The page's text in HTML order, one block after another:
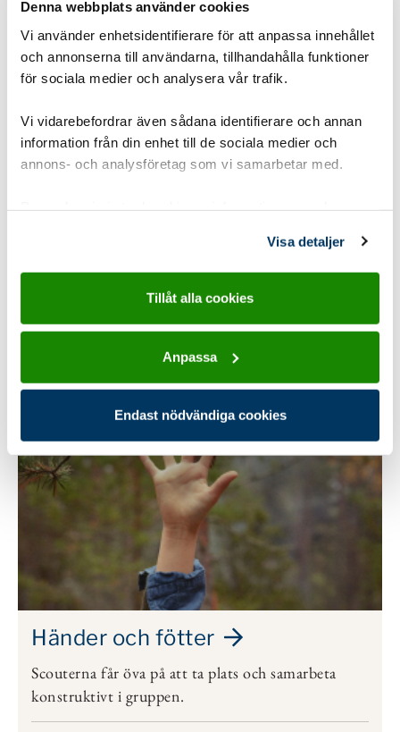
Denna webbplats använder cookies
Vi använder enhetsidentifierare för att anpassa innehållet
och annonserna till användarna, tillhandahålla funktioner
för sociala medier och analysera vår trafik.
Vi vidarebefordrar även sådana identifierare och annan
information från din enhet till de sociala medier och
annons- och analysföretag som vi samarbetar med.
samlat in när du har använt deras tjänster.
Visa detaljer
Tillåt alla cookies
Anpassa
Endast nödvändiga cookies
Baka bröd över öppen eld
För att scouterna ska få testa på saker i en ny miljö.
Det finns många enkla sätt att baka, även utan
ugn.
Gruppstorlek: 1-8 pers,8-15 pers
Åldersgrupp: 8-10 år Spårarscout , 10-12 år
Utvecklingsområde: Känslorna
Typ: Friluftsliv land,Hajk och läger,Matlagning,
Händer och fötter
Scouterna får öva på att ta plats och samarbeta
konstruktivt i gruppen.